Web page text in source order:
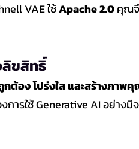
VAE ใช้ Apache 2.0 คุณจึ
ขสิทธิ์
กต้อง โปร่งใส และสร้างภา
ารใช้ Generative AI อย่างมี